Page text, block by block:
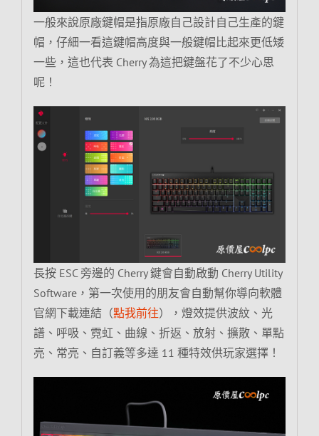
一般來說原廠鍵帽是指原廠自己設計自己生產的鍵
帽，仔細一看這鍵帽高度與一般鍵帽比起來更低矮
一些，這也代表 Cherry 為這把鍵盤花了不少心思
呢！
長按 ESC 旁邊的 Cherry 鍵會自動啟動 Cherry Utility
Software，第一次使用的朋友會自動幫你導向軟體
官網下載連結（點我前往），燈效提供波紋、光
譜、呼吸、霓虹、曲線、折返、放射、擴散、單點
亮、常亮、自訂義等多達 11 種特效供玩家選擇！